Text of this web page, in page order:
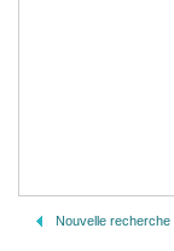
Nouvelle recherche